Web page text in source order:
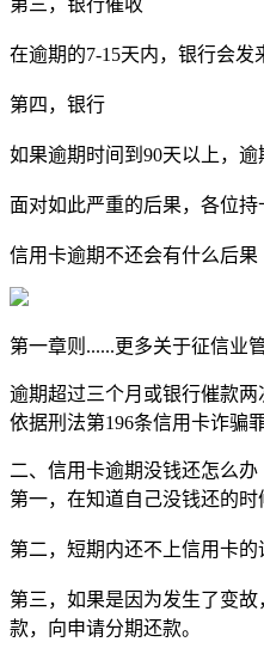
在逾期的7-15天内，银行会发
第四，银行
如果逾期时间到90天以上，
面对如此严重的后果，各位
信用卡逾期不还会有什么后果
第一章则......更多关于征信业
逾期超过三个月或银行催款
依据刑法第196条信用卡诈骗
二、信用卡逾期没钱还怎么办
第一，在知道自己没钱还的
第二，短期内还不上信用卡
第三，如果是因为发生了变
款，向申请分期还款。